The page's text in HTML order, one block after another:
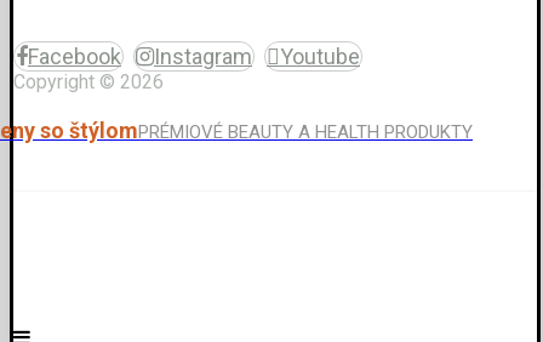
Facebook Instagram Youtube
Copyright © 2026
so štýlomPRÉMIOVÉ BEAUTY A HEALTH PRODUKTY